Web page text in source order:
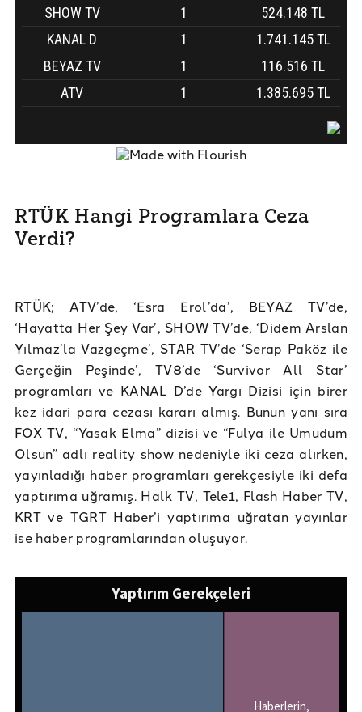
RTÜK Hangi Programlara Ceza
Verdi?
RTÜK; ATV’de, ‘Esra Erol’da’, BEYAZ TV’de,
‘Hayatta Her Şey Var’, SHOW TV’de, ‘Didem Arslan
Yılmaz’la Vazgeçme’, STAR TV’de ‘Serap Paköz ile
Gerçeğin Peşinde’, TV8’de ‘Survivor All Star’
programları ve KANAL D’de Yargı Dizisi için birer
kez idari para cezası kararı almış. Bunun yanı sıra
FOX TV, “Yasak Elma” dizisi ve “Fulya ile Umudum
Olsun” adlı reality show nedeniyle iki ceza alırken,
yayınladığı haber programları gerekçesiyle iki defa
yaptırıma uğramış. Halk TV, Tele1, Flash Haber TV,
KRT ve TGRT Haber’i yaptırıma uğratan yayınlar
ise haber programlarından oluşuyor.